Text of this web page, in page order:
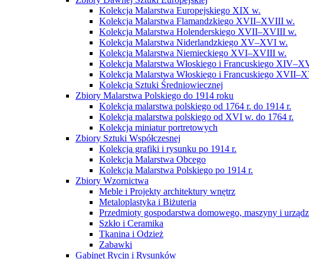
Kolekcja Malarstwa Europejskiego XIX w.
Kolekcja Malarstwa Flamandzkiego XVII–XVIII w.
Kolekcja Malarstwa Holenderskiego XVII–XVIII w.
Kolekcja Malarstwa Niderlandzkiego XV–XVI w.
Kolekcja Malarstwa Niemieckiego XVI–XVIII w.
Kolekcja Malarstwa Włoskiego i Francuskiego
Kolekcja Malarstwa Włoskiego i Francuskiego
Kolekcja Sztuki Średniowiecznej
Zbiory Malarstwa Polskiego do 1914 roku
Kolekcja malarstwa polskiego od 1764 r. do 1914 r.
Kolekcja malarstwa polskiego od XVI w. do 1764 r.
Kolekcja miniatur portretowych
Zbiory Sztuki Współczesnej
Kolekcja grafiki i rysunku po 1914 r.
Kolekcja Malarstwa Obcego
Kolekcja Malarstwa Polskiego po 1914 r.
Zbiory Wzornictwa
Meble i Projekty architektury wnętrz
Metaloplastyka i Biżuteria
Przedmioty gospodarstwa domowego, maszyny i
Szkło i Ceramika
Tkanina i Odzież
Zabawki
Gabinet Rycin i Rysunków